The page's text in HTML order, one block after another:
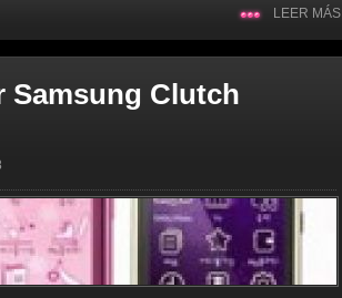
LEER MÁS
Samsung Clutch